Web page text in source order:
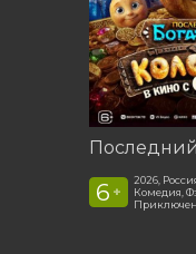
6 +
2026,
Комедия,